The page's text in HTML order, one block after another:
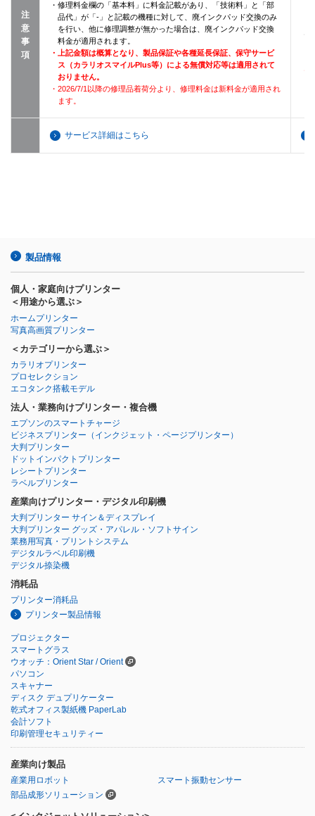
注
意
事
項
・修理料金欄の「基本料」に料金記載があり、「技術料」と「部
品代」が「-」と記載の機種に対して、廃インクパッド交換のみ
を行い、他に修理調整が無かった場合は、廃インクパッド交換
料金が適用されます。
・上記金額は概算となり、製品保証や各種延長保証、保守サービ
ス（カラリオスマイルPlus等）による無償対応等は適用されて
おりません。
・2026/7/1以降の修理品着荷分より、修理料金は新料金が適用され
ます。
・
・
サービス詳細はこちら
製品情報
個人・家庭向けプリンター
＜用途から選ぶ＞
ホームプリンター
写真高画質プリンター
＜カテゴリーから選ぶ＞
カラリオプリンター
プロセレクション
エコタンク搭載モデル
法人・業務向けプリンター・複合機
エプソンのスマートチャージ
ビジネスプリンター （インクジェット・ページプリンター）
大判プリンター
ドットインパクトプリンター
レシートプリンター
ラベルプリンター
産業向けプリンター・デジタル印刷機
大判プリンター サイン＆ディスプレイ
大判プリンター グッズ・アパレル・ソフトサイン
業務用写真・プリントシステム
デジタルラベル印刷機
デジタル捺染機
消耗品
プリンター消耗品
プリンター製品情報
プロジェクター
スマートグラス
ウオッチ：Orient Star / Orient
パソコン
スキャナー
ディスク デュプリケーター
乾式オフィス製紙機 PaperLab
会計ソフト
印刷管理セキュリティー
産業向け製品
産業用ロボット
スマート振動センサー
部品成形ソリューション